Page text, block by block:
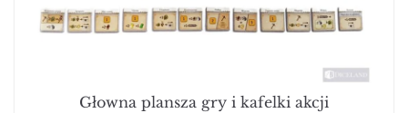
Głowna plansza gry i kafelki akcji